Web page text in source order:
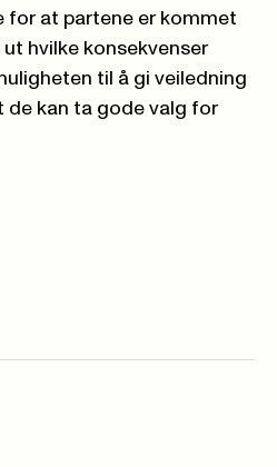
for at partene er kommet
hvilke konsekvenser
til å gi veiledning
de kan ta gode valg for